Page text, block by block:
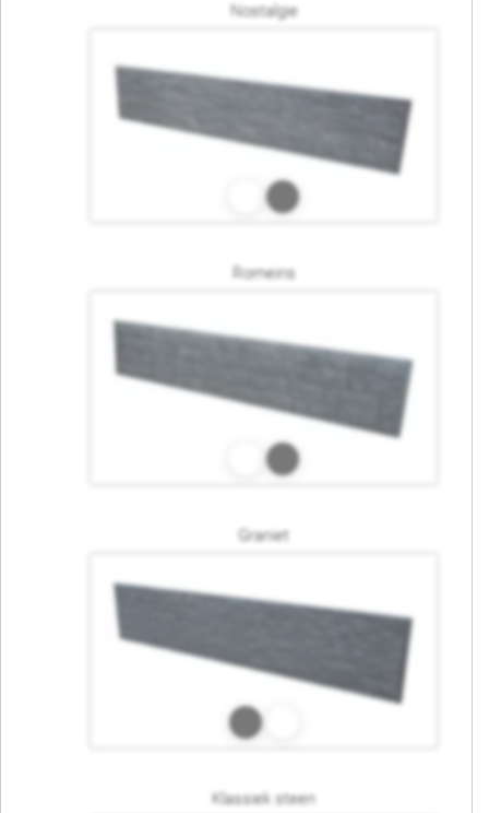
Nostalgie
Romeins
Graniet
Klassiek steen